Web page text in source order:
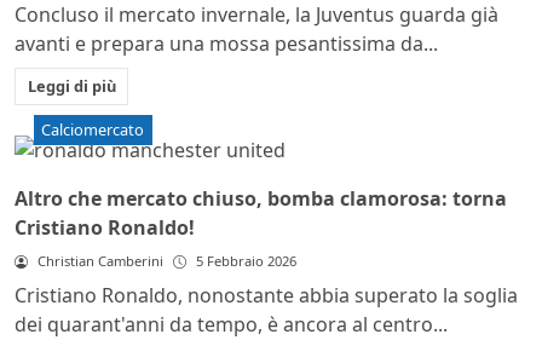
Concluso il mercato invernale, la Juventus guarda già
avanti e prepara una mossa pesantissima da...
Leggi di più
Calciomercato
Altro che mercato chiuso, bomba clamorosa: torna
Cristiano Ronaldo!
Christian Camberini 5 Febbraio 2026
Cristiano Ronaldo, nonostante abbia superato la soglia
dei quarant'anni da tempo, è ancora al centro...